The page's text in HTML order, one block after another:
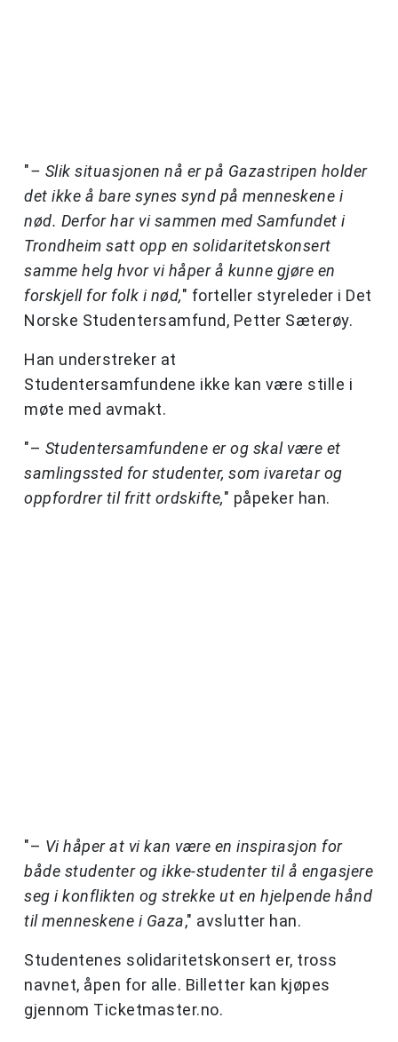
"– Slik situasjonen nå er på Gazastripen holder
det ikke å bare synes synd på menneskene i
nød. Derfor har vi sammen med Samfundet i
Trondheim satt opp en solidaritetskonsert
samme helg hvor vi håper å kunne gjøre en
forskjell for folk i nød," forteller styreleder i Det
Norske Studentersamfund, Petter Sæterøy.
Han understreker at
Studentersamfundene ikke kan være stille i
møte med avmakt.
"– Studentersamfundene er og skal være et
samlingssted for studenter, som ivaretar og
oppfordrer til fritt ordskifte," påpeker han.
"– Vi håper at vi kan være en inspirasjon for
både studenter og ikke-studenter til å engasjere
seg i konflikten og strekke ut en hjelpende hånd
til menneskene i Gaza," avslutter han.
Studentenes solidaritetskonsert er, tross
navnet, åpen for alle. Billetter kan kjøpes
gjennom Ticketmaster.no.